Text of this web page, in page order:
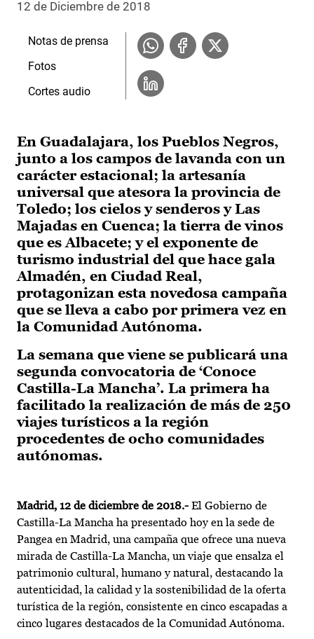
12 de Diciembre de 2018
En Guadalajara, los Pueblos Negros,
junto a los campos de lavanda con un
carácter estacional; la artesanía
universal que atesora la provincia de
Toledo; los cielos y senderos y Las
Majadas en Cuenca; la tierra de vinos
que es Albacete; y el exponente de
turismo industrial del que hace gala
Almadén, en Ciudad Real,
protagonizan esta novedosa campaña
que se lleva a cabo por primera vez en
la Comunidad Autónoma.
La semana que viene se publicará una
segunda convocatoria de ‘Conoce
Castilla-La Mancha’. La primera ha
facilitado la realización de más de 250
viajes turísticos a la región
procedentes de ocho comunidades
autónomas.
Madrid, 12 de diciembre de 2018.- El Gobierno de
Castilla-La Mancha ha presentado hoy en la sede de
Pangea en Madrid, una campaña que ofrece una nueva
mirada de Castilla-La Mancha, un viaje que ensalza el
patrimonio cultural, humano y natural, destacando la
autenticidad, la calidad y la sostenibilidad de la oferta
turística de la región, consistente en cinco escapadas a
cinco lugares destacados de la Comunidad Autónoma.
Notas de prensa
Fotos
Cortes audio